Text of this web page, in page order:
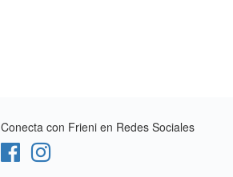
Conecta con Frieni en Redes Sociales